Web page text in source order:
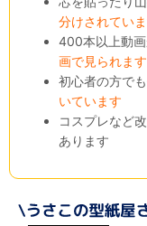
分けされてい
400本以上動
画で見られます
初心者の方で
いています
コスプレなど
あります